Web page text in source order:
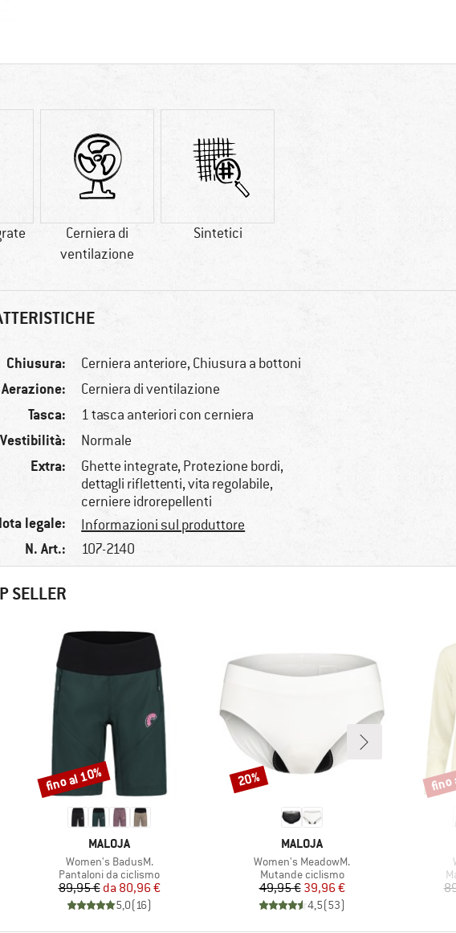
Cerniera di
ventilazione
Sintetici
Chiusura: Cerniera anteriore, Chiusura a bottoni
Aerazione: Cerniera di ventilazione
Tasca: 1 tasca anteriori con cerniera
Vestibilità: Normale
Extra:
Ghette integrate, Protezione bordi,
dettagli riflettenti, vita regolabile,
cerniere idrorepellenti
legale: Informazioni sul produttore
N. Art.: 107-2140
SELLER
MARCHIO
MALOJA
Articolo
Women's BadusM.
Gruppo di prodotti
Pantaloni da ciclismo
Prezzo
89,95 € Prezzo ridotto
da 80,96 €
5,0(16)
Sconto
fino al 10%
MARCHIO
MALOJA
Articolo
Women's MeadowM.
Gruppo di prodotti
Mutande ciclismo
Prezzo
49,95 €Prezzo ridotto
39,96 €
4,5(53)
Sconto
20% fino